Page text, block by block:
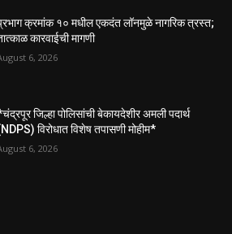
क्रमांक १० मधील एकदंत लॉनमुळे नागरिक त्रस्त;
कारवाईची मागणी
6, 2026
जिल्हा पोलिसांची बेकायदेशीर अमली पदार्थ
विरोधात विशेष तपासणी मोहीम*
6, 2026